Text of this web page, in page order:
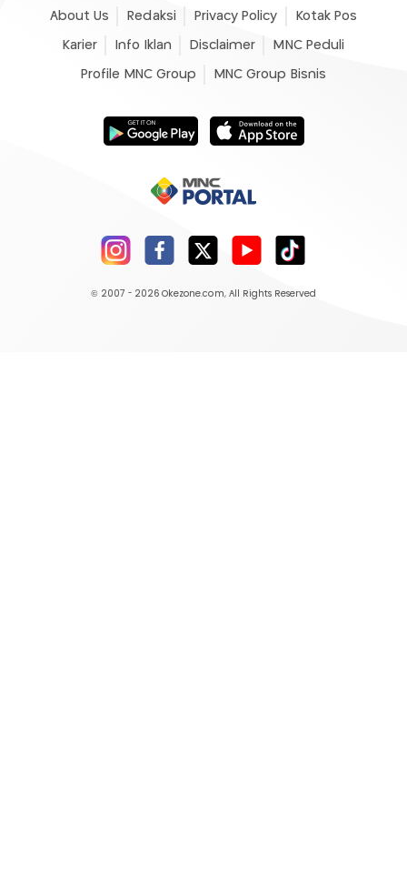
About Us Redaksi Privacy Policy Kotak Pos
Karier Info Iklan Disclaimer MNC Peduli
Profile MNC Group MNC Group Bisnis
© 2007 - 2026 Okezone.com, All Rights Reserved